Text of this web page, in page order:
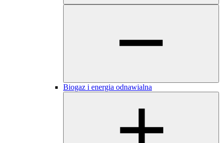
Biogaz i energia odnawialna